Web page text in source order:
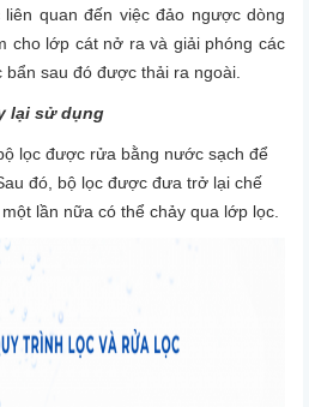
quan đến việc đảo ngược dòng
cho lớp cát nở ra và giải phóng các
sau đó được thải ra ngoài.
lại sử dụng
lọc được rửa bằng nước sạch để
đó, bộ lọc được đưa trở lại chế
lần nữa có thể chảy qua lớp lọc.